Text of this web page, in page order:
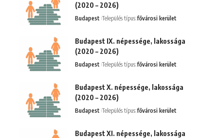
(2020 – 2026)
Budapest Település típus:fővárosi kerület
Budapest IX. népessége, lakossága
(2020 – 2026)
Budapest Település típus:fővárosi kerület
Budapest X. népessége, lakossága
(2020 – 2026)
Budapest Település típus:fővárosi kerület
Budapest XI. népessége, lakossága